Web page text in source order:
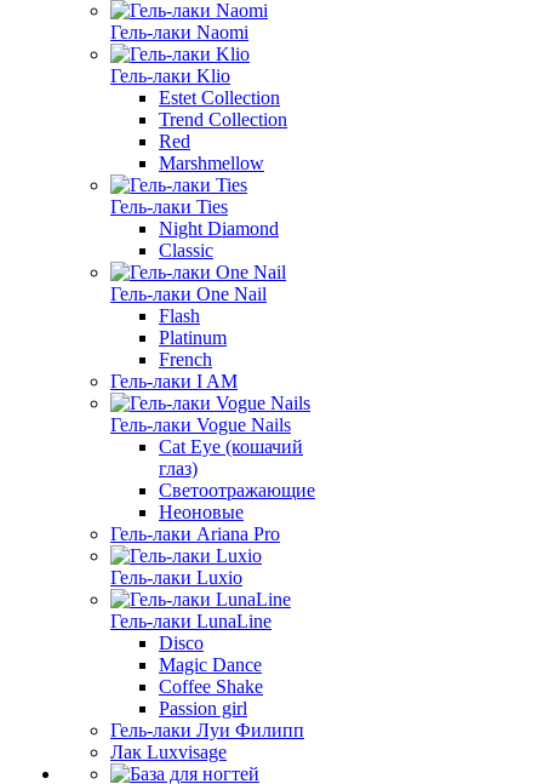
Гель-лаки Naomi
Гель-лаки Klio
Estet Collection
Trend Collection
Red
Marshmellow
Гель-лаки Ties
Night Diamond
Classic
Гель-лаки One Nail
Flash
Platinum
French
Гель-лаки I AM
Гель-лаки Vogue Nails
Cat Eye (кошачий
глаз)
Светоотражающие
Неоновые
Гель-лаки Ariana Pro
Гель-лаки Luxio
Гель-лаки LunaLine
Disco
Magic Dance
Coffee Shake
Passion girl
Гель-лаки Луи Филипп
Лак Luxvisage